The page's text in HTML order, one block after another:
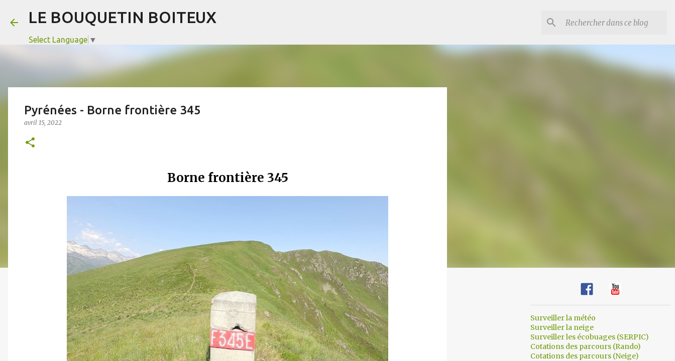
LE BOUQUETIN BOITEUX
Select Language ▼
Pyrénées - Borne frontière 345
avril 15, 2022
Borne frontière 345
Surveiller la météo
Surveiller la neige
Surveiller les écobuages (SERPIC)
Cotations des parcours (Rando)
Cotations des parcours (Neige)